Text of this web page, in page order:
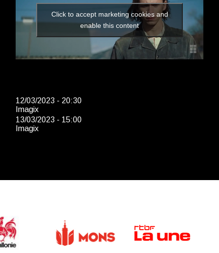
Click to accept marketing cookies and
enable this content
12/03/2023 - 20:30
Imagix
13/03/2023 - 15:00
Imagix